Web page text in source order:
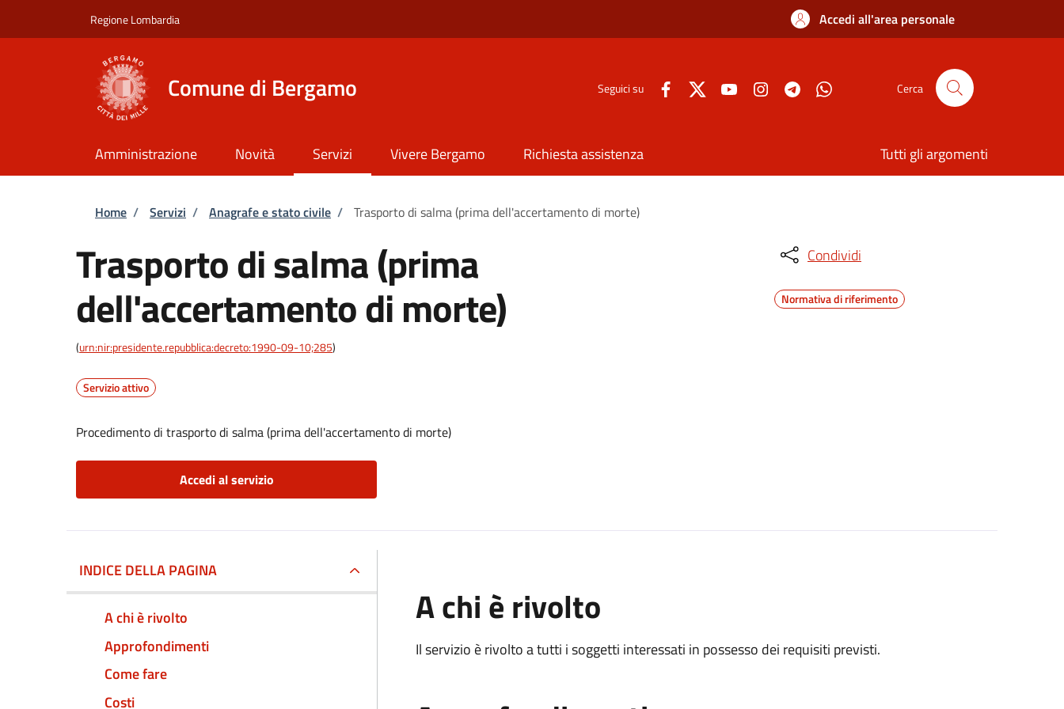
Regione Lombardia Accedi all'area personale
Comune di Bergamo Seguici su Cerca
Amministrazione Novità Servizi Vivere Bergamo Richiesta assistenza Tutti gli argomenti
Briciole di pane
Home / Servizi / Anagrafe e stato civile / Trasporto di salma (prima dell'accertamento di morte)
Trasporto di salma (prima
dell'accertamento di morte)
(urn:nir:presidente.repubblica:decreto:1990-09-10;285)
Servizio attivo
Procedimento di trasporto di salma (prima dell'accertamento di morte)
Accedi al servizio
Condividi
Normativa di riferimento
INDICE DELLA PAGINA
A chi è rivolto
Approfondimenti
Come fare
Costi
A chi è rivolto
Il servizio è rivolto a tutti i soggetti interessati in possesso dei requisiti previsti.